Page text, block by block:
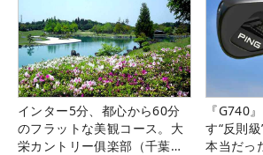
インター5分、都心から60分
のフラットな美観コース。大
栄カントリー俱楽部（千葉
『G740
す“反則
本当だっ